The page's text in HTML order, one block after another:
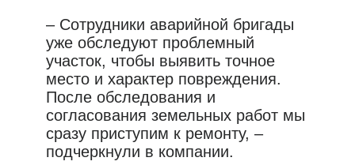
– Сотрудники аварийной бригады
уже обследуют проблемный
участок, чтобы выявить точное
место и характер повреждения.
После обследования и
согласования земельных работ мы
сразу приступим к ремонту, –
подчеркнули в компании.